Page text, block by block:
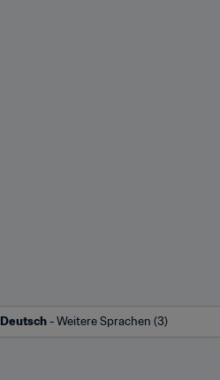
Deutsch - Weitere Sprachen (3)